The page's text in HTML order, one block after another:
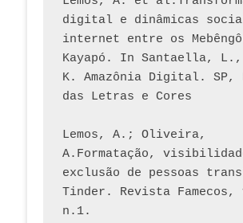
digital e dinâmicas
internet entre os
Kayapó. In Santaella, L.,
K. Amazônia Digital. SP,
das Letras e Cores
Lemos, A.; Oliveira,
A.Formatação,
exclusão de pessoas
Tinder. Revista Famecos,
n.1.